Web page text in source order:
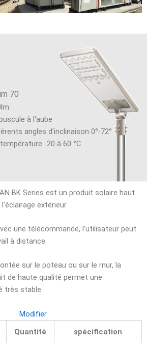
70
à l'aube
angles d'inclinaison 0°-72°
-20 à 60 °C
BK Series est un produit solaire haut
extérieur.
une télécommande, l'utilisateur peut
à distance.
sur le poteau ou sur le mur, la
de haute qualité permet une
très stable.
Modifier
Quantité spécification